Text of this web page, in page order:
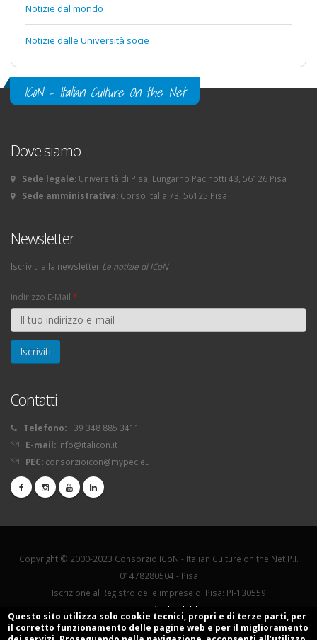
Notizie dal mondo
Notizie dalle Università socie
ICoN - Italian Culture On the Net
Dove siamo
Sede legale: Università di Pisa, Lungarno Pacinotti 43, 56126 Pisa
Sede amministrativa: Corso Italia 73, 56125 Pisa
Newsletter
Iscriviti alla newsletter Le notizie di ICoN
Indirizzo E-Mail *
Contatti
Telefono: +39 348 885 3411
E-mail: info@italicon.it
PEC: consorzioicon@mypec.eu
Copyright © 2000-2023 Consorzio ICoN - Italian Culture on the Net P.I.
01478280504 - Pisa
Iscrizione al Registro delle imprese di Pisa: PI-130559
La tua Privacy | Whistleblowing
Questo sito utilizza solo cookie tecnici, propri e di terze parti, per
il corretto funzionamento delle pagine web e per il miglioramento